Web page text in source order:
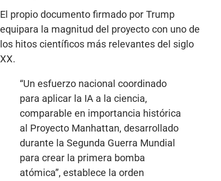
El propio documento firmado por Trump
equipara la magnitud del proyecto con uno de
los hitos científicos más relevantes del siglo
XX.
“Un esfuerzo nacional coordinado
para aplicar la IA a la ciencia,
comparable en importancia histórica
al Proyecto Manhattan, desarrollado
durante la Segunda Guerra Mundial
para crear la primera bomba
atómica”, establece la orden